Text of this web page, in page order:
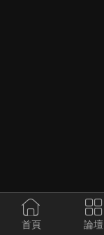
首頁 論壇